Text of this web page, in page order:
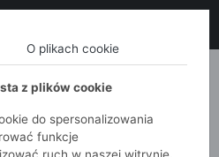
O plikach cookie
z plików cookie
do spersonalizowania
funkcje